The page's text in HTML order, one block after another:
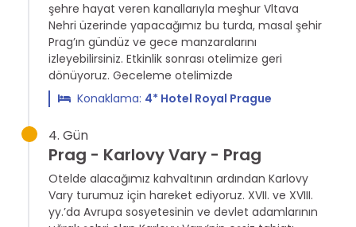
şehre hayat veren kanallarıyla meşhur Vltava
Nehri üzerinde yapacağımız bu turda, masal şehir
Prag’ın gündüz ve gece manzaralarını
izleyebilirsiniz. Etkinlik sonrası otelimize geri
dönüyoruz. Geceleme otelimizde
Konaklama: 4* Hotel Royal Prague
4. Gün
Prag - Karlovy Vary - Prag
Otelde alacağımız kahvaltının ardından Karlovy
Vary turumuz için hareket ediyoruz. XVII. ve XVIII.
yy.’da Avrupa sosyetesinin ve devlet adamlarının